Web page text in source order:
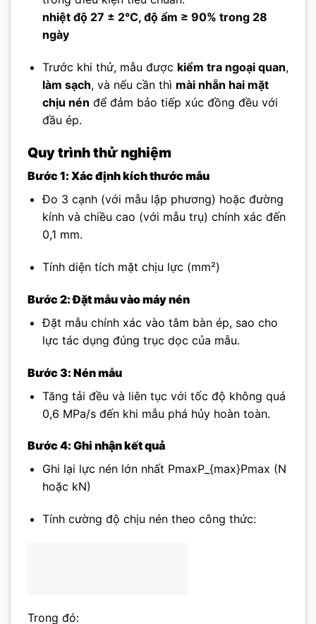
nhiệt độ 27 ± 2°C, độ ẩm ≥ 90% trong 28
ngày
Trước khi thử, mẫu được kiểm tra ngoại quan,
làm sạch, và nếu cần thì mài nhẵn hai mặt
chịu nén để đảm bảo tiếp xúc đồng đều với
đầu ép.
Quy trình thử nghiệm
Bước 1: Xác định kích thước mẫu
Đo 3 cạnh (với mẫu lập phương) hoặc đường
kính và chiều cao (với mẫu trụ) chính xác đến
0,1 mm.
Tính diện tích mặt chịu lực (mm²)
Bước 2: Đặt mẫu vào máy nén
Đặt mẫu chính xác vào tâm bàn ép, sao cho
lực tác dụng đúng trục dọc của mẫu.
Bước 3: Nén mẫu
Tăng tải đều và liên tục với tốc độ không quá
0,6 MPa/s đến khi mẫu phá hủy hoàn toàn.
Bước 4: Ghi nhận kết quả
Ghi lại lực nén lớn nhất PmaxP_{max}Pmax (N
hoặc kN)
Tính cường độ chịu nén theo công thức:
Trong đó: